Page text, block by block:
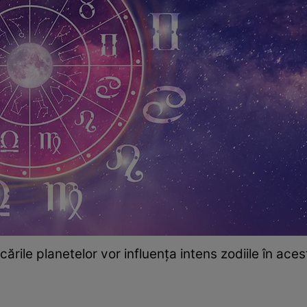
planetelor vor influența intens zodiile în